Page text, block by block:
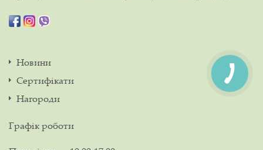
Новини
Сертифікати
Нагороди
Графік роботи